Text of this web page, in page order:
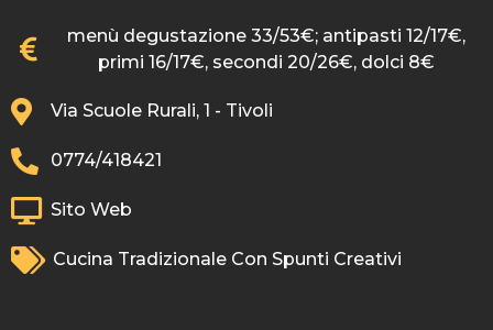
menù degustazione 33/53€; antipasti 12/17€,
primi 16/17€, secondi 20/26€, dolci 8€
Via Scuole Rurali, 1 - Tivoli
0774/418421
Sito Web
Cucina Tradizionale Con Spunti Creativi